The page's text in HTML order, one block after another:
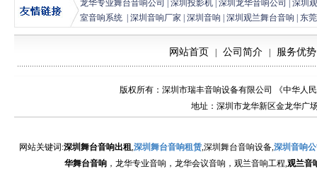
龙华专业舞台音响公司 深圳投影机 深圳龙华音响公司
深圳
室音响系统
深圳音响厂家 深圳音响 深圳观兰舞台音响 东
网站首页 公司简介| 服务优势
版权所有：深圳市瑞丰音响设备有限公司 《中华人
地址：深圳市龙华新区金龙华广
网站关键词:深圳舞台音响出租,深圳舞台音响租赁,深圳舞台音响设备,深圳音响
华舞台音响 ，龙华专业音响，龙华会议音响，观兰音响工程,观兰音